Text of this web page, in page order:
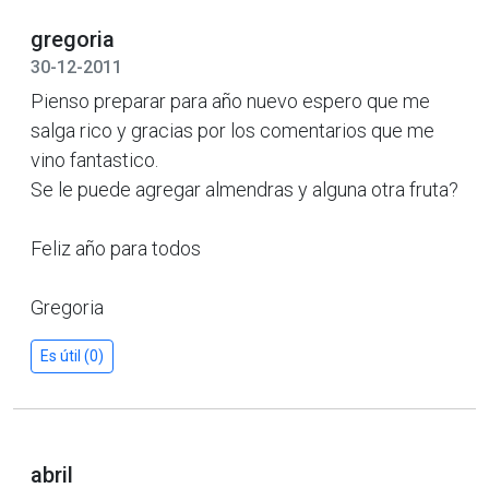
gregoria
30-12-2011
Pienso preparar para año nuevo espero que me
salga rico y gracias por los comentarios que me
vino fantastico.
Se le puede agregar almendras y alguna otra fruta?
Feliz año para todos
Gregoria
Es útil (0)
abril